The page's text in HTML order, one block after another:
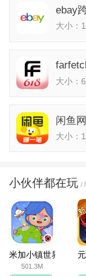
ebay
大小：
大小：
闲鱼
大小：
小伙伴都在玩 /
米加小镇世界2025
501.3M